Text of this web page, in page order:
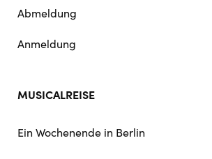
Abmeldung
Anmeldung
MUSICALREISE
Ein Wochenende in Berlin